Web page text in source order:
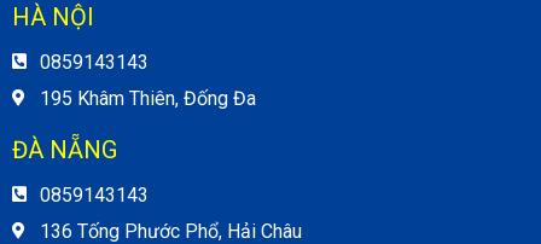
HÀ NỘI
0859143143
195 Khâm Thiên, Đống Đa
ĐÀ NẴNG
0859143143
136 Tống Phước Phổ, Hải Châu